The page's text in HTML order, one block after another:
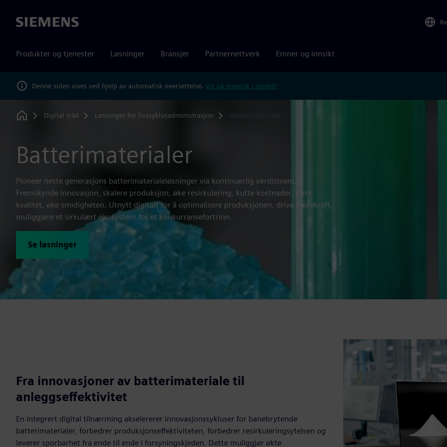
Siemens
Produkter og tjenester Løsninger Bransjer Partnernettverk Emner og innsikt
Denne siden vises ved hjelp av automatisk oversettelse. Vis på engelsk i stedet?
Home
Digital tråd Løsninger for livssyklusadministrasjon Batterimaterialer
Batterimaterialer
Pioneer neste generasjons batterimaterialeløsninger via kontinuerlig verdistrøm.
Fremskynde innovasjon, skalere produksjon, øke resirkulering, kutte kostnader, sikre
kvalitet, øke smidigheten. Utnytt digitalt for å optimalisere produksjonen, drive bærekraft,
muliggjøre et sirkulært økosystem for et konkurransefortrinn.
Se løsninger
Fra innovasjoner av batterimateriale til
anleggseffektivitet
En integrert digital tilnærming akselererer innovasjonssykluser for banebrytende
batterimaterialer, forbedrer produksjonseffektiviteten, forbedrer resirkuleringsytelsen og
leverer sporbarhet fra ende til ende i forsyningskjeden. Dette muliggjør økte